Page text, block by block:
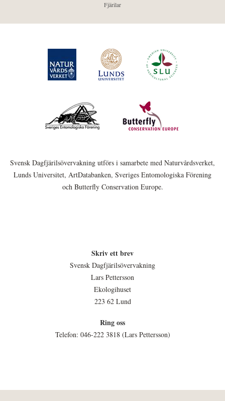
Fjärilar
Svensk Dagfjärilsövervakning utförs i samarbete med Naturvårdsverket,
Lunds Universitet, ArtDatabanken, Sveriges Entomologiska Förening
och Butterfly Conservation Europe.
Skriv ett brev
Svensk Dagfjärilsövervakning
Lars Pettersson
Ekologihuset
223 62 Lund
Ring oss
Telefon: 046-222 3818 (Lars Pettersson)